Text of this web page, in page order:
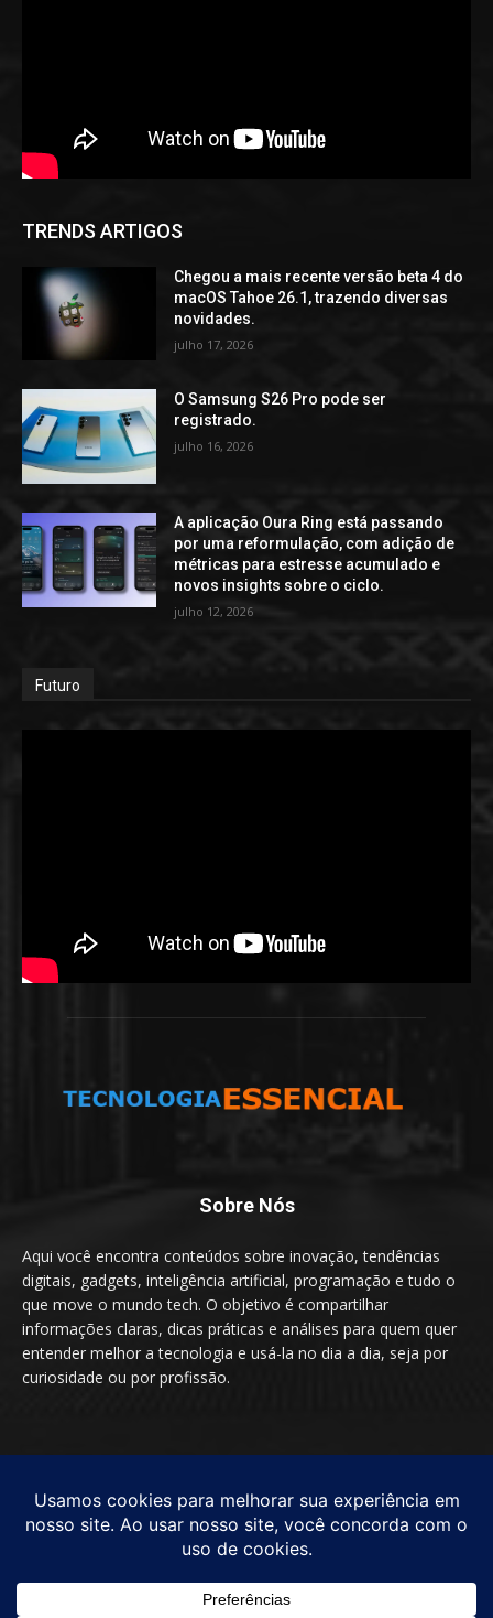
TRENDS ARTIGOS
Chegou a mais recente versão beta 4 do
macOS Tahoe 26.1, trazendo diversas
novidades.
julho 17, 2026
O Samsung S26 Pro pode ser
registrado.
julho 16, 2026
A aplicação Oura Ring está passando
por uma reformulação, com adição de
métricas para estresse acumulado e
novos insights sobre o ciclo.
julho 12, 2026
Futuro
Sobre Nós
Aqui você encontra conteúdos sobre inovação, tendências
digitais, gadgets, inteligência artificial, programação e tudo o
que move o mundo tech. O objetivo é compartilhar
informações claras, dicas práticas e análises para quem quer
entender melhor a tecnologia e usá-la no dia a dia, seja por
curiosidade ou por profissão.